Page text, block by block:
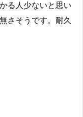
る人少ないと思い
さそうです。耐久